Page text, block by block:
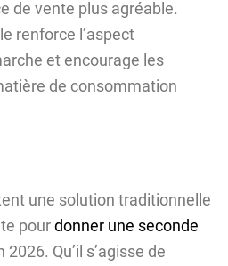
de vente plus agréable.
renforce l’aspect
et encourage les
de consommation
une solution traditionnelle
pourdonner une seconde
2026. Qu’il s’agisse de